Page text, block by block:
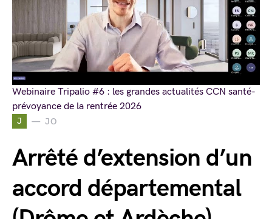
J JO
Arrêté d’extension d’un
accord départemental
Webinaire Tripalio #6 : les grandes actualités CCN santé-
prévoyance de la rentrée 2026